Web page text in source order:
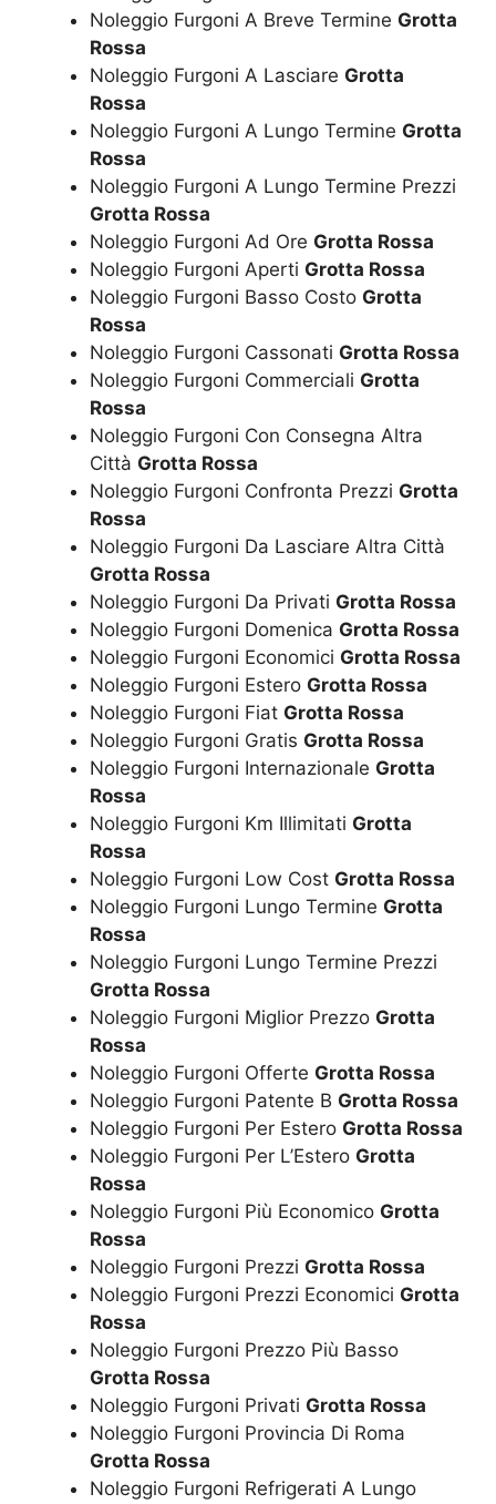
Noleggio Furgoni A Breve Termine Grotta
Rossa
Noleggio Furgoni A Lasciare Grotta
Rossa
Noleggio Furgoni A Lungo Termine Grotta
Rossa
Noleggio Furgoni A Lungo Termine Prezzi
Grotta Rossa
Noleggio Furgoni Ad Ore Grotta Rossa
Noleggio Furgoni Aperti Grotta Rossa
Noleggio Furgoni Basso Costo Grotta
Rossa
Noleggio Furgoni Cassonati Grotta Rossa
Noleggio Furgoni Commerciali Grotta
Rossa
Noleggio Furgoni Con Consegna Altra
Città Grotta Rossa
Noleggio Furgoni Confronta Prezzi Grotta
Rossa
Noleggio Furgoni Da Lasciare Altra Città
Grotta Rossa
Noleggio Furgoni Da Privati Grotta Rossa
Noleggio Furgoni Domenica Grotta Rossa
Noleggio Furgoni Economici Grotta Rossa
Noleggio Furgoni Estero Grotta Rossa
Noleggio Furgoni Fiat Grotta Rossa
Noleggio Furgoni Gratis Grotta Rossa
Noleggio Furgoni Internazionale Grotta
Rossa
Noleggio Furgoni Km Illimitati Grotta
Rossa
Noleggio Furgoni Low Cost Grotta Rossa
Noleggio Furgoni Lungo Termine Grotta
Rossa
Noleggio Furgoni Lungo Termine Prezzi
Grotta Rossa
Noleggio Furgoni Miglior Prezzo Grotta
Rossa
Noleggio Furgoni Offerte Grotta Rossa
Noleggio Furgoni Patente B Grotta Rossa
Noleggio Furgoni Per Estero Grotta Rossa
Noleggio Furgoni Per L’Estero Grotta
Rossa
Noleggio Furgoni Più Economico Grotta
Rossa
Noleggio Furgoni Prezzi Grotta Rossa
Noleggio Furgoni Prezzi Economici Grotta
Rossa
Noleggio Furgoni Prezzo Più Basso
Grotta Rossa
Noleggio Furgoni Privati Grotta Rossa
Noleggio Furgoni Provincia Di Roma
Grotta Rossa
Noleggio Furgoni Refrigerati A Lungo